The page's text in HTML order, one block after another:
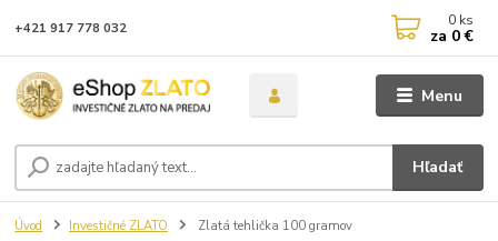
Menu
Hľadať
+421 917 778 032 0 ks
za 0 €
Úvod Investičné ZLATO Zlatá tehlička 100 gramov